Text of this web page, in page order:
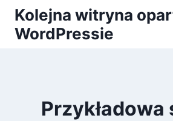
Przejdź
treści
Kolejna witryna
WordPressie
Przykładowa